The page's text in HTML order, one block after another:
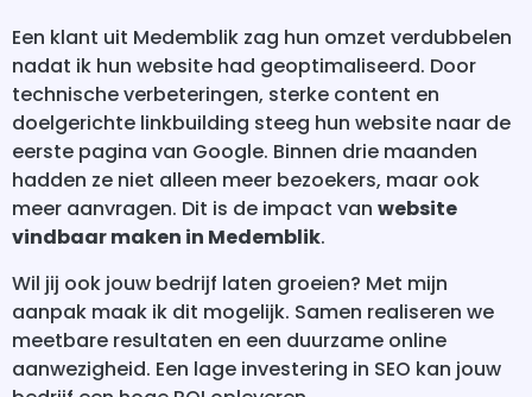
Een klant uit Medemblik zag hun omzet verdubbelen
nadat ik hun website had geoptimaliseerd. Door
technische verbeteringen, sterke content en
doelgerichte linkbuilding steeg hun website naar de
eerste pagina van Google. Binnen drie maanden
hadden ze niet alleen meer bezoekers, maar ook
meer aanvragen. Dit is de impact van website
vindbaar maken in Medemblik.
Wil jij ook jouw bedrijf laten groeien? Met mijn
aanpak maak ik dit mogelijk. Samen realiseren we
meetbare resultaten en een duurzame online
aanwezigheid. Een lage investering in SEO kan jouw